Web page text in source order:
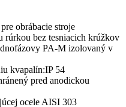
obrábacie stroje
rúrkou bez tesniacich krúžkov
PA-M izolovaný v
kvapalín:IP 54
pred anodickou
ocele AISI 303